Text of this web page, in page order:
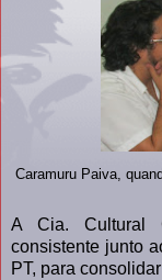
Caramuru Paiva,
A Cia. Cultural
consistente junto
PT, para